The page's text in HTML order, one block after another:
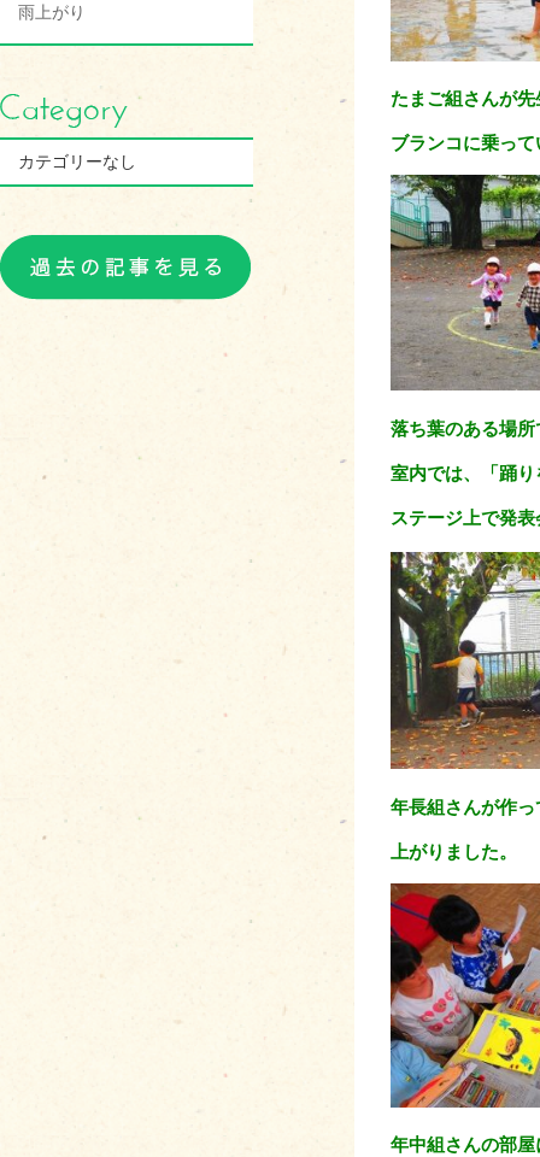
雨上がり
カテゴリーなし
たまご組さんが
ブランコに乗っ
落ち葉のある場
室内では、「踊
ステージ上で発
年長組さんが作
上がりました。
年中組さんの部